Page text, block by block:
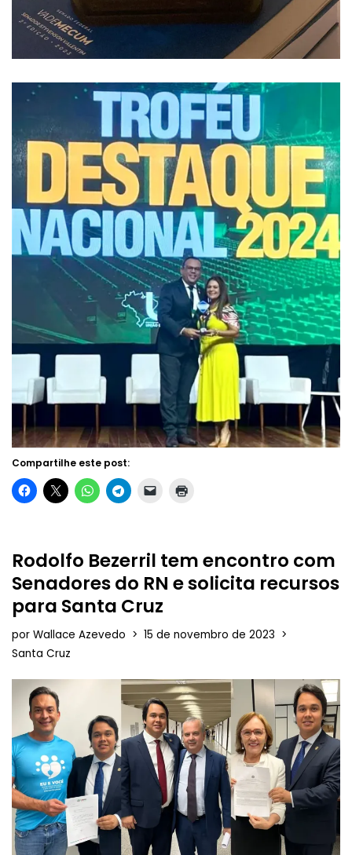
Compartilhe este post:
Rodolfo Bezerril tem encontro com
Senadores do RN e solicita recursos
para Santa Cruz
por Wallace Azevedo
15 de novembro de 2023
Santa Cruz